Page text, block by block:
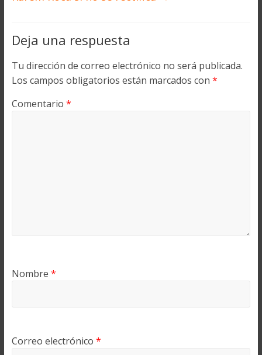
Deja una respuesta
Tu dirección de correo electrónico no será publicada.
Los campos obligatorios están marcados con *
Comentario *
Nombre *
Correo electrónico *